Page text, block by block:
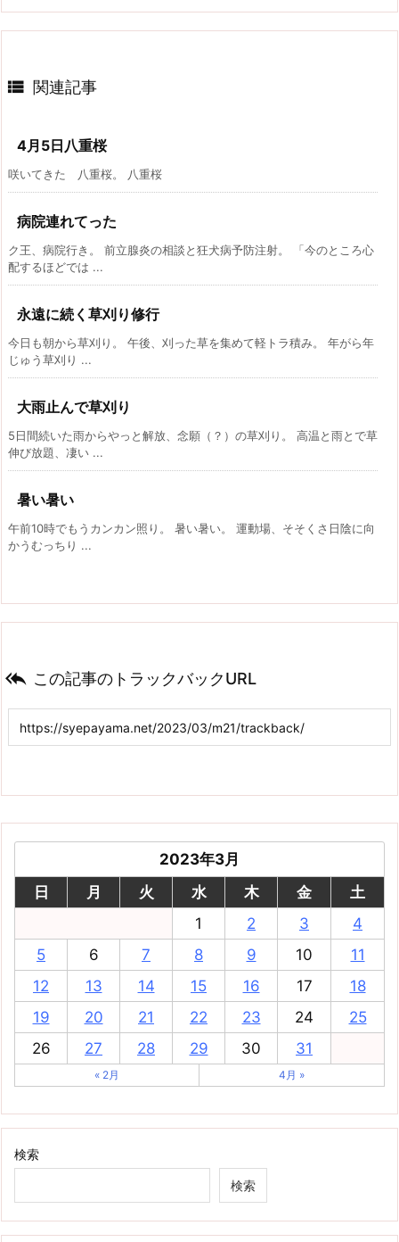
 関連記事
4月5日八重桜
咲いてきた 八重桜。 八重桜
病院連れてった
ク王、病院行き。 前立腺炎の相談と狂犬病予防注射。 「今のところ心
配するほどでは ...
永遠に続く草刈り修行
今日も朝から草刈り。 午後、刈った草を集めて軽トラ積み。 年がら年
じゅう草刈り ...
大雨止んで草刈り
5日間続いた雨からやっと解放、念願（？）の草刈り。 高温と雨とで草
伸び放題、凄い ...
暑い暑い
午前10時でもうカンカン照り。 暑い暑い。 運動場、そそくさ日陰に向
かうむっちり ...
 この記事のトラックバックURL
2023年3月
日
月 火 水 木 金
土
1
2 3
4
5
6 7 8 9 10
11
12
13 14 15 16 17
18
19
20 21 22 23 24
25
26
27 28 29 30 31
« 2月 4月 »
検索
検索